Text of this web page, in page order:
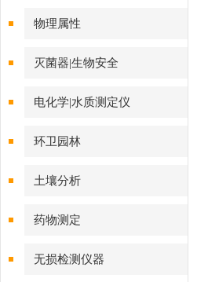
物理属性
灭菌器|生物安全
电化学|水质测定仪
环卫园林
土壤分析
药物测定
无损检测仪器